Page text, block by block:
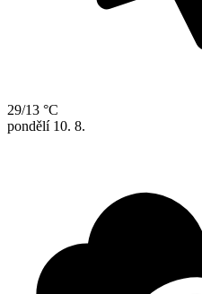
29/13 °C
pondělí 10. 8.